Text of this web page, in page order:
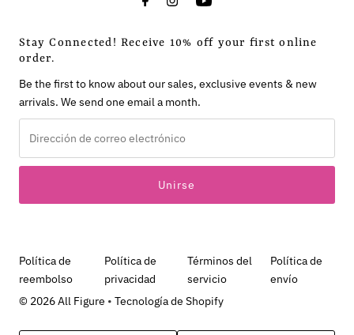
Stay Connected! Receive 10% off your first online
order.
Be the first to know about our sales, exclusive events & new
arrivals. We send one email a month.
de
correo
Política de
reembolso
Política de
privacidad
Términos del
servicio
Política de
envío
© 2026 All Figure •Tecnología de Shopify